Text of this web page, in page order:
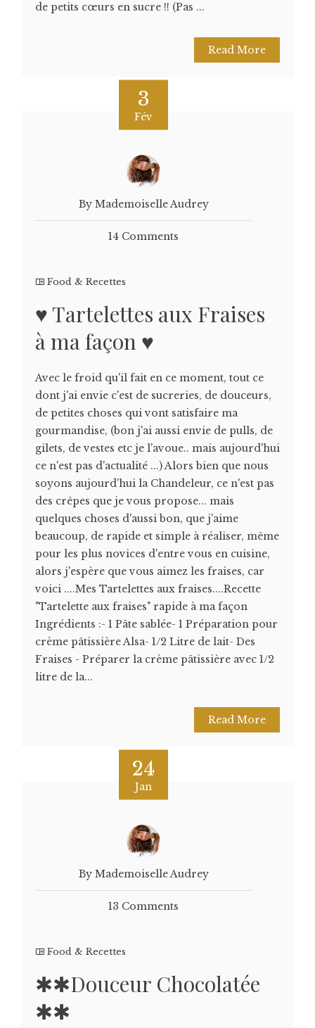
de petits cœurs en sucre !! (Pas ...
Read More
3
Fév
By Mademoiselle Audrey
14 Comments
Food & Recettes
♥ Tartelettes aux Fraises
à ma façon ♥
Avec le froid qu'il fait en ce moment, tout ce
dont j'ai envie c'est de sucreries, de douceurs,
de petites choses qui vont satisfaire ma
gourmandise, (bon j'ai aussi envie de pulls, de
gilets, de vestes etc je l'avoue.. mais aujourd'hui
ce n'est pas d'actualité ...) Alors bien que nous
soyons aujourd'hui la Chandeleur, ce n'est pas
des crêpes que je vous propose... mais
quelques choses d'aussi bon, que j'aime
beaucoup, de rapide et simple à réaliser, même
pour les plus novices d'entre vous en cuisine,
alors j'espère que vous aimez les fraises, car
voici ....Mes Tartelettes aux fraises....Recette
"Tartelette aux fraises" rapide à ma façon
Ingrédients :- 1 Pâte sablée- 1 Préparation pour
crème pâtissière Alsa- 1/2 Litre de lait- Des
Fraises - Préparer la crème pâtissière avec 1/2
litre de la...
Read More
24
Jan
By Mademoiselle Audrey
13 Comments
Food & Recettes
✱✱Douceur Chocolatée
✱✱